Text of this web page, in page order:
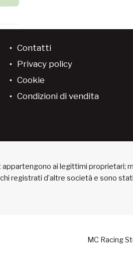
Contatti
Privacy policy
Cookie
Condizioni di vendita
ai legittimi proprietari;
registrati d’altre società e sono
MC Racing